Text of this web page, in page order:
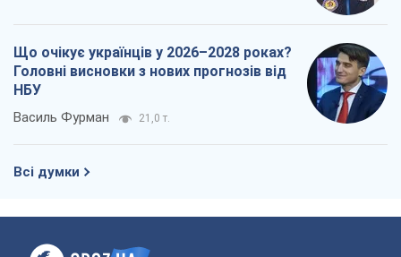
Що очікує українців у 2026–2028 роках?
Головні висновки з нових прогнозів від
НБУ
Василь Фурман 21,0 т.
Всі думки